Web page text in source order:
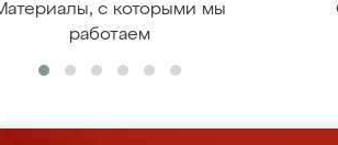
с которыми мы
работаем